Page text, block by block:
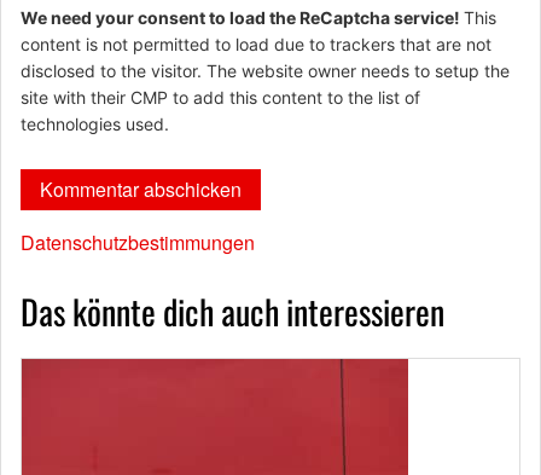
We need your consent to load the ReCaptcha service! This
content is not permitted to load due to trackers that are not
disclosed to the visitor. The website owner needs to setup the
site with their CMP to add this content to the list of
technologies used.
Datenschutzbestimmungen
Das könnte dich auch interessieren